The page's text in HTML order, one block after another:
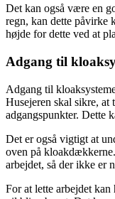
Det kan også være en
regn, kan dette påvirke
højde for dette ved at
Adgang til
Adgang til
Husejeren skal sikre,
adgangspunkter. Dette
Det er også vigtigt at
oven på
arbejdet, så der ikke er
For at lette arbejdet